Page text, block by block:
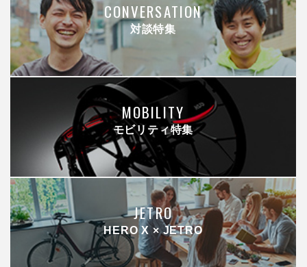
CONVERSATION
対談特集
MOBILITY
モビリティ特集
JETRO
HERO X × JETRO